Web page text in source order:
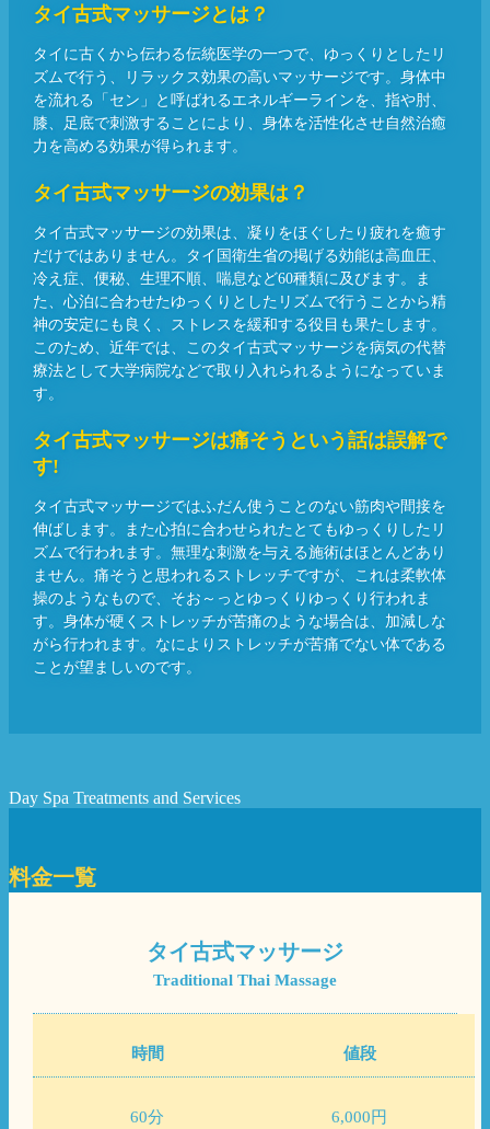
タイ古式マッサージとは？
タイに古くから伝わる伝統医学の一つで、ゆっくりとしたリ
ズムで行う、リラックス効果の高いマッサージです。身体中
を流れる「セン」と呼ばれるエネルギーラインを、指や肘、
膝、足底で刺激することにより、身体を活性化させ自然治癒
力を高める効果が得られます。
タイ古式マッサージの効果は？
タイ古式マッサージの効果は、凝りをほぐしたり疲れを癒す
だけではありません。タイ国衛生省の掲げる効能は高血圧、
冷え症、便秘、生理不順、喘息など60種類に及びます。ま
た、心泊に合わせたゆっくりとしたリズムで行うことから精
神の安定にも良く、ストレスを緩和する役目も果たします。
このため、近年では、このタイ古式マッサージを病気の代替
療法として大学病院などで取り入れられるようになっていま
す。
タイ古式マッサージは痛そうという話は誤解で
す!
タイ古式マッサージではふだん使うことのない筋肉や間接を
伸ばします。また心拍に合わせられたとてもゆっくりしたリ
ズムで行われます。無理な刺激を与える施術はほとんどあり
ません。痛そうと思われるストレッチですが、これは柔軟体
操のようなもので、そお～っとゆっくりゆっくり行われま
す。身体が硬くストレッチが苦痛のような場合は、加減しな
がら行われます。なによりストレッチが苦痛でない体である
ことが望ましいのです。
Day Spa Treatments and Services
料金一覧
タイ古式マッサージ
Traditional Thai Massage
時間 値段
60分 6,000円